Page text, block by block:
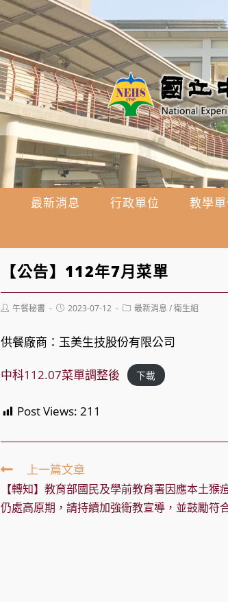
最新消息 行政單位 教學
【公告】112年7月菜單
Post午餐秘書
Post2023-07-12
Post最新消息 / 衛生組
供餐廠商：玉美生技股份有限公司
中科112.07菜單調整後 下載
Post Views: 211
Read
more
articles
上一篇文章
【轉知】教育部國民及學前教育署因應本土猴
仍處高原期，請持續加強衛教宣導，並鼓勵符